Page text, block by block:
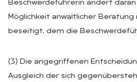
Beschwerdeführerin ändert daran
Möglichkeit anwaltlicher Beratung
beseitigt, dem die
(3) Die angegriffenen
Ausgleich der sich